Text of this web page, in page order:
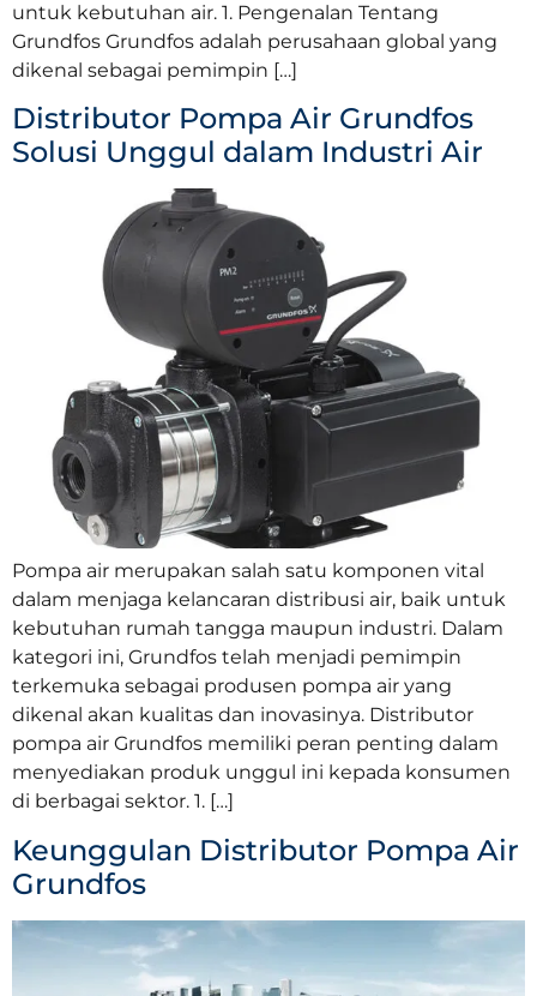
untuk kebutuhan air. 1. Pengenalan Tentang
Grundfos Grundfos adalah perusahaan global yang
dikenal sebagai pemimpin […]
Distributor Pompa Air Grundfos
Solusi Unggul dalam Industri Air
Pompa air merupakan salah satu komponen vital
dalam menjaga kelancaran distribusi air, baik untuk
kebutuhan rumah tangga maupun industri. Dalam
kategori ini, Grundfos telah menjadi pemimpin
terkemuka sebagai produsen pompa air yang
dikenal akan kualitas dan inovasinya. Distributor
pompa air Grundfos memiliki peran penting dalam
menyediakan produk unggul ini kepada konsumen
di berbagai sektor. 1. […]
Keunggulan Distributor Pompa Air
Grundfos